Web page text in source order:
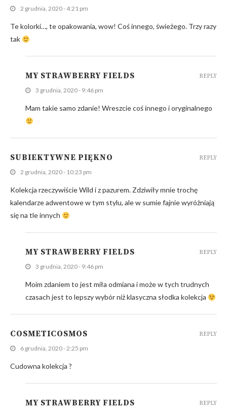
2 grudnia, 2020 - 4:21 pm
Te kolorki…, te opakowania, wow! Coś innego, świeżego. Trzy razy
tak
MY STRAWBERRY FIELDS
3 grudnia, 2020 - 9:46 pm
Mam takie samo zdanie! Wreszcie coś innego i oryginalnego
REPLY
SUBIEKTYWNE PIĘKNO
2 grudnia, 2020 - 10:23 pm
Kolekcja rzeczywiście Wild i z pazurem. Zdziwiły mnie trochę
kalendarze adwentowe w tym stylu, ale w sumie fajnie wyróżniają
się na tle innych
REPLY
MY STRAWBERRY FIELDS
3 grudnia, 2020 - 9:46 pm
Moim zdaniem to jest miła odmiana i może w tych trudnych
czasach jest to lepszy wybór niż klasyczna słodka kolekcja
REPLY
COSMETICOSMOS
6 grudnia, 2020 - 2:25 pm
Cudowna kolekcja ?
REPLY
MY STRAWBERRY FIELDS REPLY